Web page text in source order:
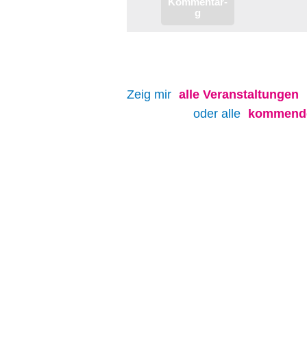
Zeig mir alle Veranstaltungen
oder alle